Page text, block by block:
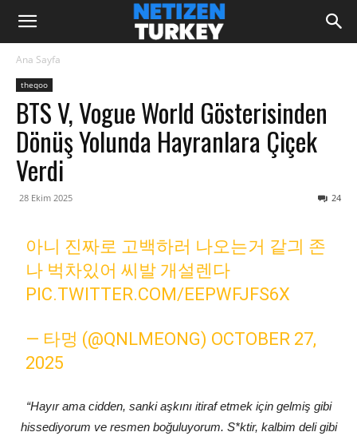
Ana Sayfa
theqoo
BTS V, Vogue World Gösterisinden
Dönüş Yolunda Hayranlara Çiçek
Verdi
28 Ekim 2025 24
아니 진짜로 고백하러 나오는거 같긔 존
나 벅차있어 씨발 개설렌다
PIC.TWITTER.COM/EEPWFJFS6X
— 타멍 (@QNLMEONG) OCTOBER 27,
2025
“Hayır ama cidden, sanki aşkını itiraf etmek için gelmiş gibi
hissediyorum ve resmen boğuluyorum. S*ktir, kalbim deli gibi